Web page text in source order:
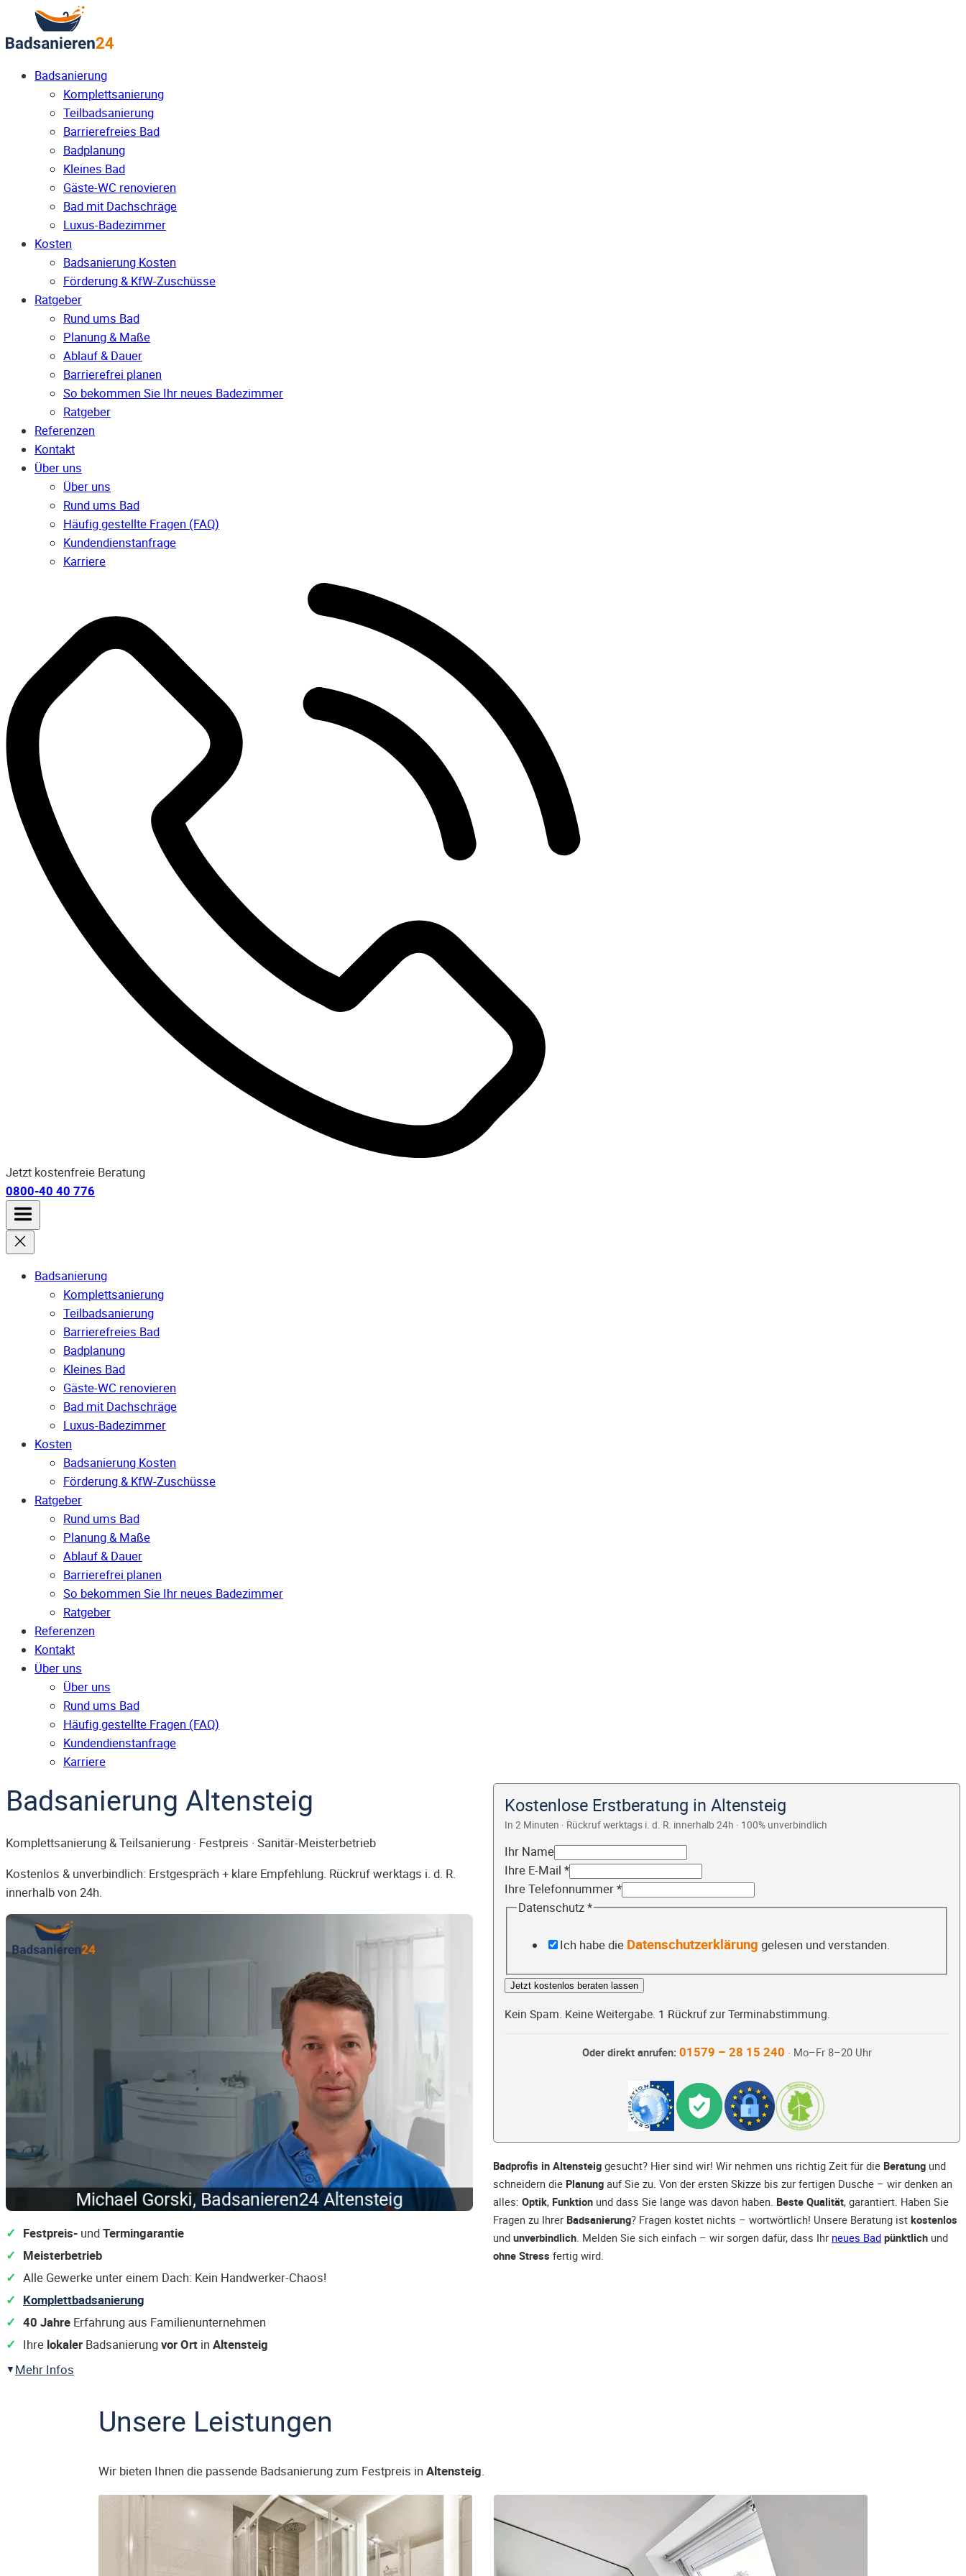
Badsanierung
Komplettsanierung
Teilbadsanierung
Barrierefreies Bad
Badplanung
Kleines Bad
Gäste-WC renovieren
Bad mit Dachschräge
Luxus-Badezimmer
Kosten
Badsanierung Kosten
Förderung & KfW-Zuschüsse
Ratgeber
Rund ums Bad
Planung & Maße
Ablauf & Dauer
Barrierefrei planen
So bekommen Sie Ihr neues Badezimmer
Ratgeber
Referenzen
Kontakt
Über uns
Über uns
Rund ums Bad
Häufig gestellte Fragen (FAQ)
Kunden­dienst­anfrage
Karriere
Jetzt kostenfreie Beratung
0800-40 40 776
Badsanierung
Komplettsanierung
Teilbadsanierung
Barrierefreies Bad
Badplanung
Kleines Bad
Gäste-WC renovieren
Bad mit Dachschräge
Luxus-Badezimmer
Kosten
Badsanierung Kosten
Förderung & KfW-Zuschüsse
Ratgeber
Rund ums Bad
Planung & Maße
Ablauf & Dauer
Barrierefrei planen
So bekommen Sie Ihr neues Badezimmer
Ratgeber
Referenzen
Kontakt
Über uns
Über uns
Rund ums Bad
Häufig gestellte Fragen (FAQ)
Kunden­dienst­anfrage
Karriere
Badsanierung Altensteig
Komplettsanierung & Teilsanierung · Festpreis · Sanitär-Meisterbetrieb
Kostenlos & unverbindlich: Erstgespräch + klare Empfehlung. Rückruf werktags i. d. R.
innerhalb von 24h.
Festpreis- undTermingarantie
Meisterbetrieb
Alle Gewerke unter einem Dach: Kein Handwerker-Chaos!
Komplettbadsanierung
40 Jahre Erfahrung aus Familienunternehmen
Ihre lokaler Badsanierungvor Ort in Altensteig
Mehr Infos
Kostenlose Erstberatung in Altensteig
In 2 Minuten · Rückruf werktags i. d. R. innerhalb 24h · 100% unverbindlich
Ihr Name
Ihre E-Mail *
Ihre Telefonnummer*
Datenschutz*
Ich habe die Datenschutzerklärung gelesen und verstanden.
Jetzt kostenlos beraten lassen
Kein Spam. Keine Weitergabe. 1 Rückruf zur Terminabstimmung.
Oder direkt anrufen: 01579 – 28 15 240 · Mo–Fr 8–20 Uhr
Badprofis in Altensteig gesucht? Hier sind wir! Wir nehmen uns richtig Zeit für die Beratung und
schneidern die Planung auf Sie zu. Von der ersten Skizze bis zur fertigen Dusche – wir denken an
alles: Optik, Funktion und dass Sie lange was davon haben. Beste Qualität, garantiert. Haben Sie
Fragen zu Ihrer Badsanierung? Fragen kostet nichts – wortwörtlich! Unsere Beratung ist kostenlos
und unverbindlich. Melden Sie sich einfach – wir sorgen dafür, dass Ihr neues Bad pünktlich und
ohne Stress fertig wird.
Unsere Leistungen
Wir bieten Ihnen die passende Badsanierung zum Festpreis in Altensteig.